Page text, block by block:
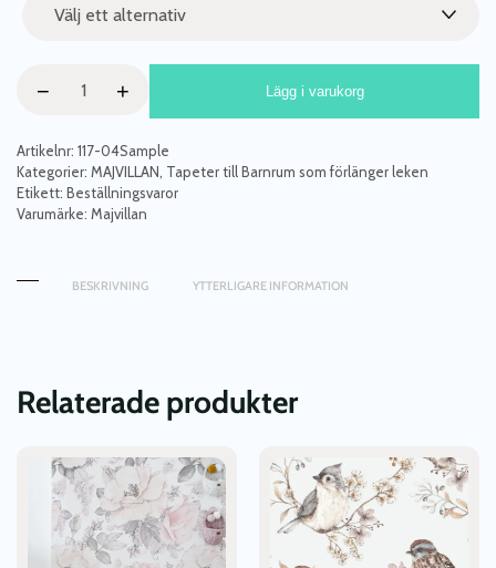
tapet
barnrummet
Confetti,
rosa
mängd
− + Lägg i varukorg
Artikelnr: 117-04Sample
Kategorier: MAJVILLAN Tapeter till Barnrum som förlänger leken
Etikett: Beställningsvaror
Varumärke: Majvillan
BESKRIVNING YTTERLIGARE INFORMATION
Relaterade produkter